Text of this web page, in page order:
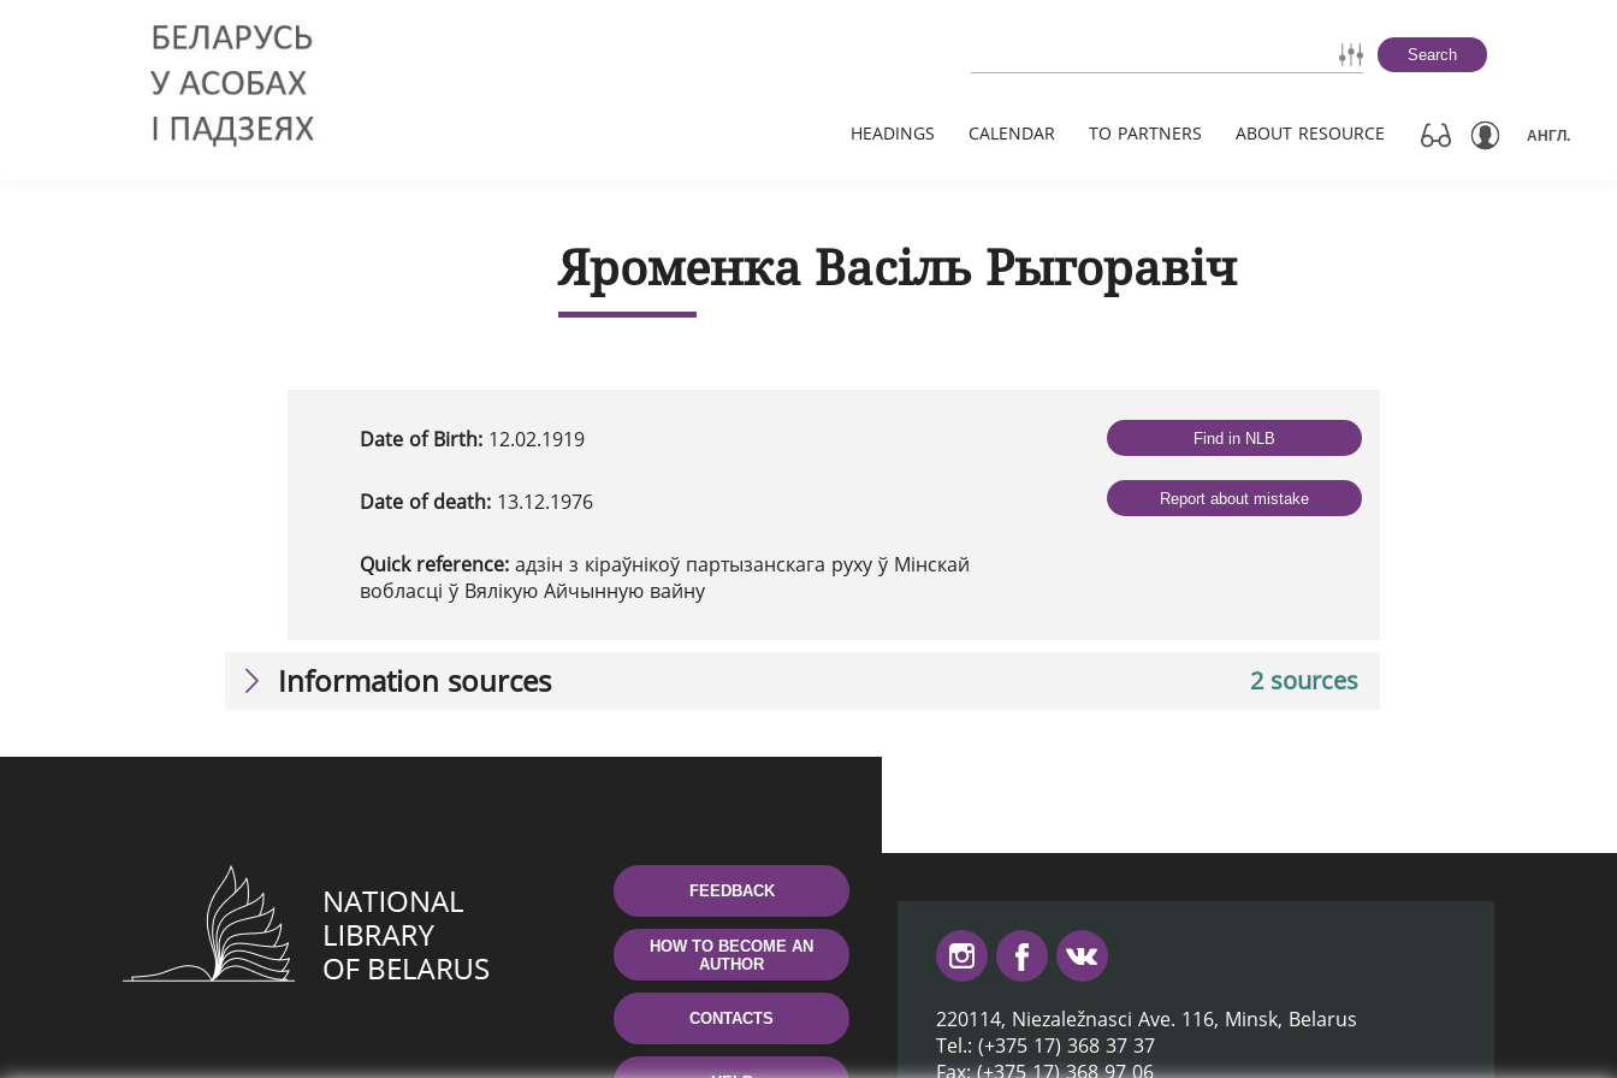
Search
HEADINGS CALENDAR TO PARTNERS ABOUT RESOURCE АНГЛ.
Яроменка Васіль Рыгоравіч
Date of Birth: 12.02.1919
Date of death: 13.12.1976
Quick reference: адзін з кіраўнікоў партызанскага руху ў Мінскай
вобласці ў Вялікую Айчынную вайну
Find in NLB
Report about mistake
2 sources
Information sources
FEEDBACK
HOW TO BECOME AN
AUTHOR
CONTACTS
220114, Niezaležnasci Ave. 116, Minsk, Belarus
Tel.: (+375 17) 368 37 37
Fax: (+375 17) 368 97 06